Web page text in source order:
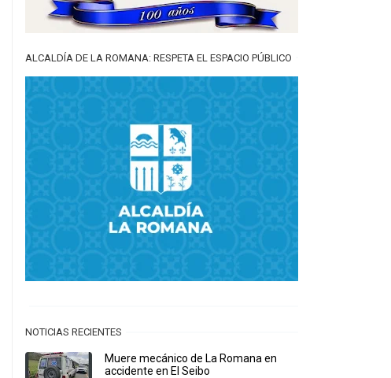
ALCALDÍA DE LA ROMANA: RESPETA EL ESPACIO PÚBLICO
NOTICIAS RECIENTES
Muere mecánico de La Romana en
accidente en El Seibo